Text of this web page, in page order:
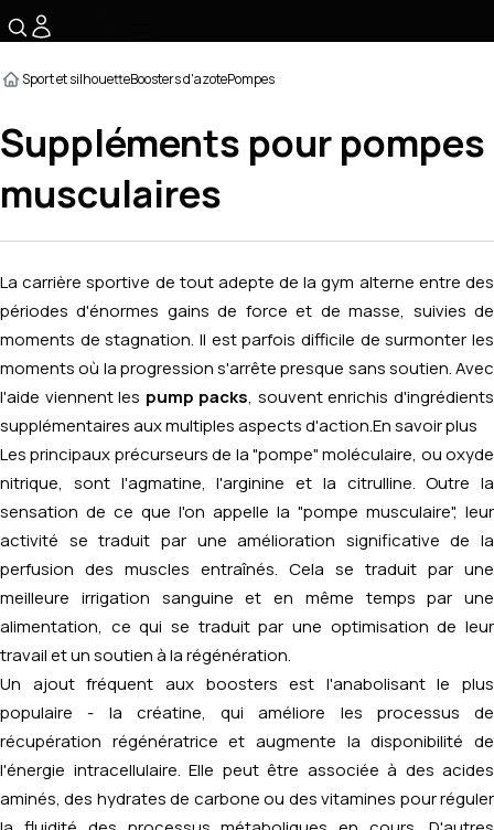
Sport et silhouetteBoosters d'azotePompes
Suppléments pour pompes
musculaires
La carrière sportive de tout adepte de la gym alterne entre des
périodes d'énormes gains de force et de masse, suivies de
moments de stagnation. Il est parfois difficile de surmonter les
moments où la progression s'arrête presque sans soutien. Avec
l'aide viennent les pump packs , souvent enrichis d'ingrédients
supplémentaires aux multiples aspects d'action. En savoir plus
Les principaux précurseurs de la "pompe" moléculaire, ou oxyde
nitrique, sont l'agmatine, l'arginine et la citrulline. Outre la
sensation de ce que l'on appelle la "pompe musculaire", leur
activité se traduit par une amélioration significative de la
perfusion des muscles entraînés. Cela se traduit par une
meilleure irrigation sanguine et en même temps par une
alimentation, ce qui se traduit par une optimisation de leur
travail et un soutien à la régénération.
Un ajout fréquent aux boosters est l'anabolisant le plus
populaire - la créatine, qui améliore les processus de
récupération régénératrice et augmente la disponibilité de
l'énergie intracellulaire. Elle peut être associée à des acides
aminés, des hydrates de carbone ou des vitamines pour réguler